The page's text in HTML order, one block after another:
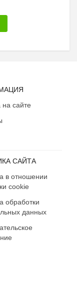
сайте
САЙТА
в отношении
cookie
обработки
данных